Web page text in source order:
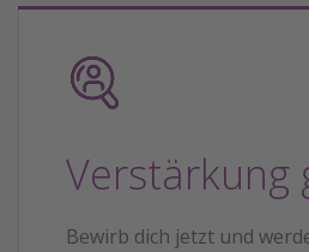
Verstärkung
Bewirb dich jetzt und